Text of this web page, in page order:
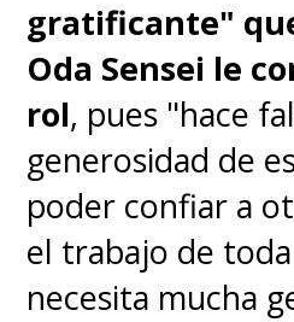
gratificante"
Oda Sensei le
rol, pues "hace
generosidad de
poder confiar a
el trabajo de
necesita mucha